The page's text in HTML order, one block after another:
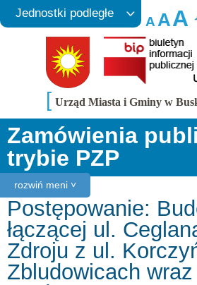
AAA
Jednostki podległe
[ Urząd Miasta i Gminy w
rozwiń meni ˅
Zamówienia
trybie PZP
Postępowanie:
łączącej ul.
Zdroju z ul.
Zbludowicach